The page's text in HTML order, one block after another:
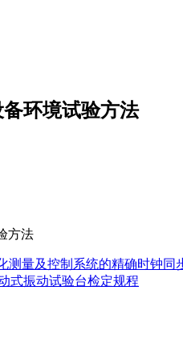
备环境试验方法
方法
测量及控制系统的精确时钟同
式振动试验台检定规程